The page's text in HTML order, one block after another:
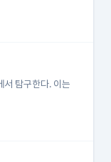
서 탐구한다. 이는